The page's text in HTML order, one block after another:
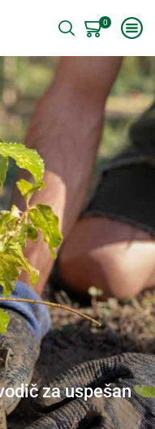
0
za uspešan